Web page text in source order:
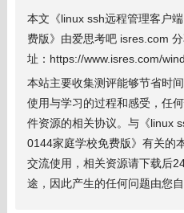
本文《linux ssh远程管理客户
费版》由爱思考吧 isres.com
址：https://www.isres.com/
本站主要收集测评能够节省时
使用与学习的过程和感受，任
件资源的相关协议。与《linux
0144家庭学校免费版》有关的
交流使用，相关资源请下载后
途，因此产生的任何问题由您自